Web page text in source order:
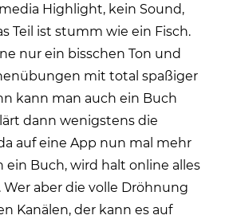
Highlight, kein Sound,
Teil ist stumm wie ein Fisch.
nur ein bisschen Ton und
mit total spaßiger
kann man auch ein Buch
dann wenigstens die
auf eine App nun mal mehr
ein Buch, wird halt online alles
aber die volle Dröhnung
Kanälen, der kann es auf